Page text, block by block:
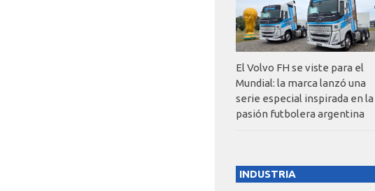
El Volvo FH se viste para el
Mundial: la marca lanzó una
serie especial inspirada en la
pasión futbolera argentina
INDUSTRIA